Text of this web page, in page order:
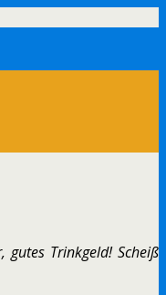
Trinkgeld! Scheiß